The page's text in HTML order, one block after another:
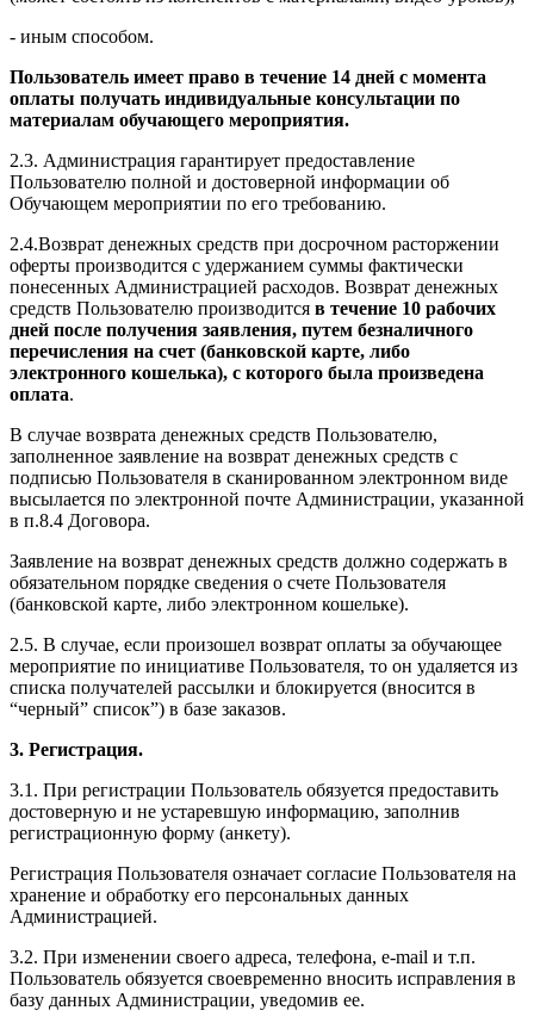
- иным способом.
Пользователь имеет право в течение 14 дней с момента
оплаты получать индивидуальные консультации по
материалам обучающего мероприятия.
2.3. Администрация гарантирует предоставление
Пользователю полной и достоверной информации об
Обучающем мероприятии по его требованию.
2.4.Возврат денежных средств при досрочном расторжении
оферты производится с удержанием суммы фактически
понесенных Администрацией расходов. Возврат денежных
средств Пользователю производится в течение 10 рабочих
дней после получения заявления, путем безналичного
перечисления на счет (банковской карте, либо
электронного кошелька), с которого была произведена
оплата.
В случае возврата денежных средств Пользователю,
заполненное заявление на возврат денежных средств с
подписью Пользователя в сканированном электронном виде
высылается по электронной почте Администрации, указанной
в п.8.4 Договора.
Заявление на возврат денежных средств должно содержать в
обязательном порядке сведения о счете Пользователя
(банковской карте, либо электронном кошельке).
2.5. В случае, если произошел возврат оплаты за обучающее
мероприятие по инициативе Пользователя, то он удаляется из
списка получателей рассылки и блокируется (вносится в
“черный” список”) в базе заказов.
3. Регистрация.
3.1. При регистрации Пользователь обязуется предоставить
достоверную и не устаревшую информацию, заполнив
регистрационную форму (анкету).
Регистрация Пользователя означает согласие Пользователя на
хранение и обработку его персональных данных
Администрацией.
3.2. При изменении своего адреса, телефона, e-mail и т.п.
Пользователь обязуется своевременно вносить исправления в
базу данных Администрации, уведомив ее.